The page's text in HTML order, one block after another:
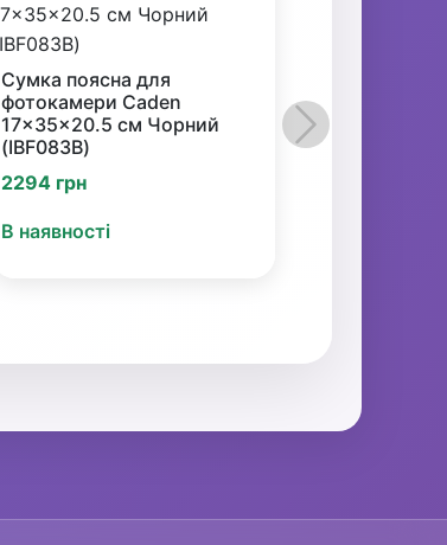
Сумка поясна для
фотокамери Caden
17x35x20.5 см Чорний
(IBF083B)
2294 грн
В наявності
Наступний